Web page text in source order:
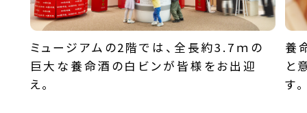
ミュージアムの2階では、全長約3.7ｍの
巨大な養命酒の白ビンが皆様をお出迎
え。
養
と
す。